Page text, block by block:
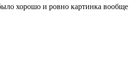
хорошо и ровно картинка